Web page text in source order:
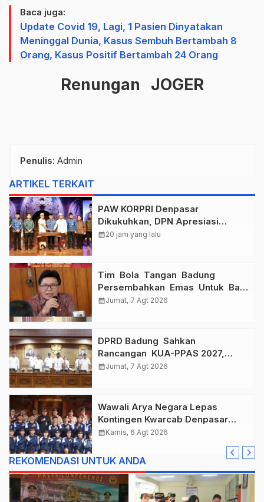
Baca juga:
Update Covid 19, Lagi, 1 Pasien Dinyatakan
Meninggal Dunia, Kasus Sembuh Bertambah 8
Orang, Kasus Positif Bertambah 24 Orang
Renungan JOGER
Penulis: Admin
ARTIKEL TERKAIT
PAW KORPRI Denpasar
Dikukuhkan, DPN Apresiasi
“Sembagi Arutala” untuk Lindungi
calendar_month20 jam yang lalu
Tim Bola Tangan Badung
Persembahkan Emas Untuk Bali
, Taklukkan Jawa Tengah Di
calendar_monthJumat, 7 Agt 2026
DPRD Badung Sahkan
Rancangan KUA-PPAS 2027,
Anggaran Tembus Lebih Dari
calendar_monthJumat, 7 Agt 2026
Wawali Arya Negara Lepas
Kontingen Kwarcab Denpasar
Menuju Jambore Nasional XII
calendar_monthKamis, 6 Agt 2026
REKOMENDASI UNTUK ANDA